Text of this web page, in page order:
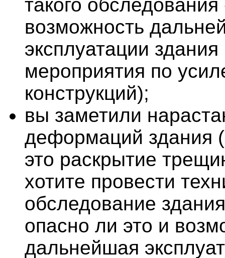
такого обследования
возможность
эксплуатации
мероприятия по
конструкций);
вы заметили
деформаций здания
это раскрытие
хотите провести
обследование
опасно ли это и
дальнейшая